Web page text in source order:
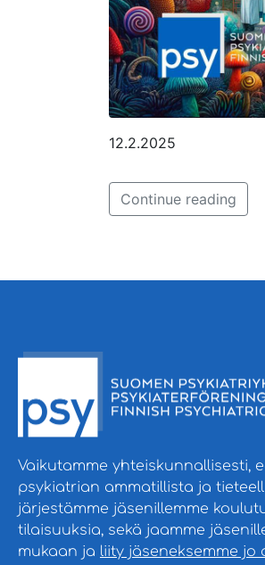
12.2.2025
Continue reading
Vaikutamme yhteiskunnallisesti,
psykiatrian ammatillista ja
järjestämme jäsenillemme
tilaisuuksia, sekä jaamme
mukaan ja liity jäseneksemme jo